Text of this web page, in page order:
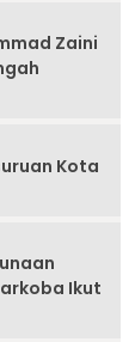
Zaini
Kota
Ikut